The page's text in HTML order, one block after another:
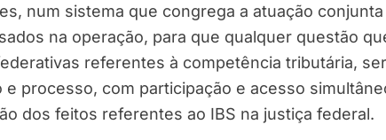
num sistema que congrega a atuação conjunta
na operação, para que qualquer questão
referentes à competência tributária,
processo, com participação e acesso
dos feitos referentes ao IBS na justiça federal.